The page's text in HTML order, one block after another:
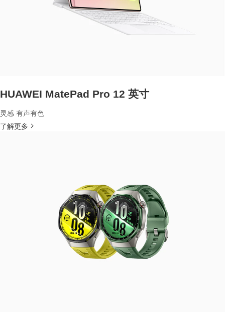
HUAWEI MatePad Pro 12 英寸
灵感 有声有色
了解更多